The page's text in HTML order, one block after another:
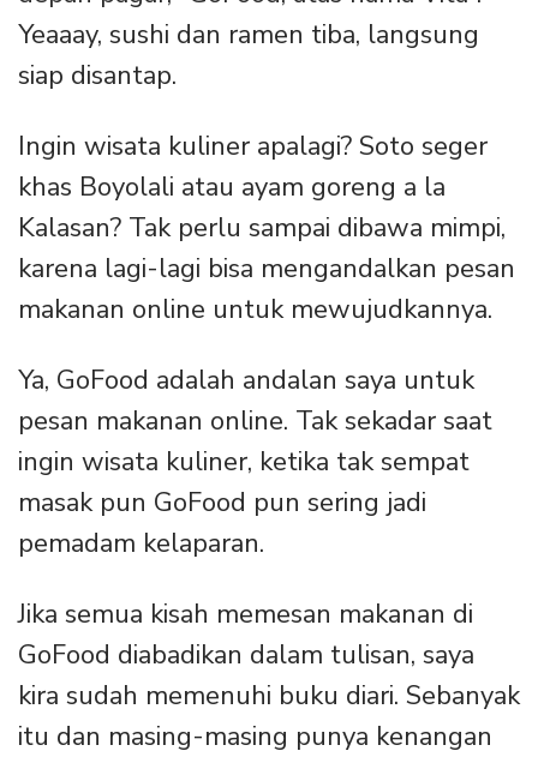
Yeaaay, sushi dan ramen tiba, langsung
siap disantap.
Ingin wisata kuliner apalagi? Soto seger
khas Boyolali atau ayam goreng a la
Kalasan? Tak perlu sampai dibawa mimpi,
karena lagi-lagi bisa mengandalkan pesan
makanan online untuk mewujudkannya.
Ya, GoFood adalah andalan saya untuk
pesan makanan online. Tak sekadar saat
ingin wisata kuliner, ketika tak sempat
masak pun GoFood pun sering jadi
pemadam kelaparan.
Jika semua kisah memesan makanan di
GoFood diabadikan dalam tulisan, saya
kira sudah memenuhi buku diari. Sebanyak
itu dan masing-masing punya kenangan